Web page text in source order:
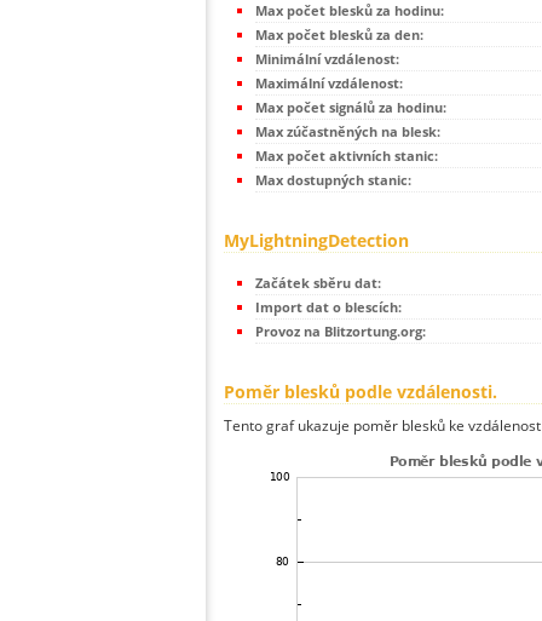
Max počet blesků za hodinu:
Max počet blesků za den:
Minimální vzdálenost:
Maximální vzdálenost:
Max počet signálů za hodinu:
Max zúčastněných na blesk:
Max počet aktivních stanic:
Max dostupných stanic:
MyLightningDetection
Začátek sběru dat:
Import dat o blescích:
Provoz na Blitzortung.org:
Poměr blesků podle vzdálenosti.
Tento graf ukazuje poměr blesků ke